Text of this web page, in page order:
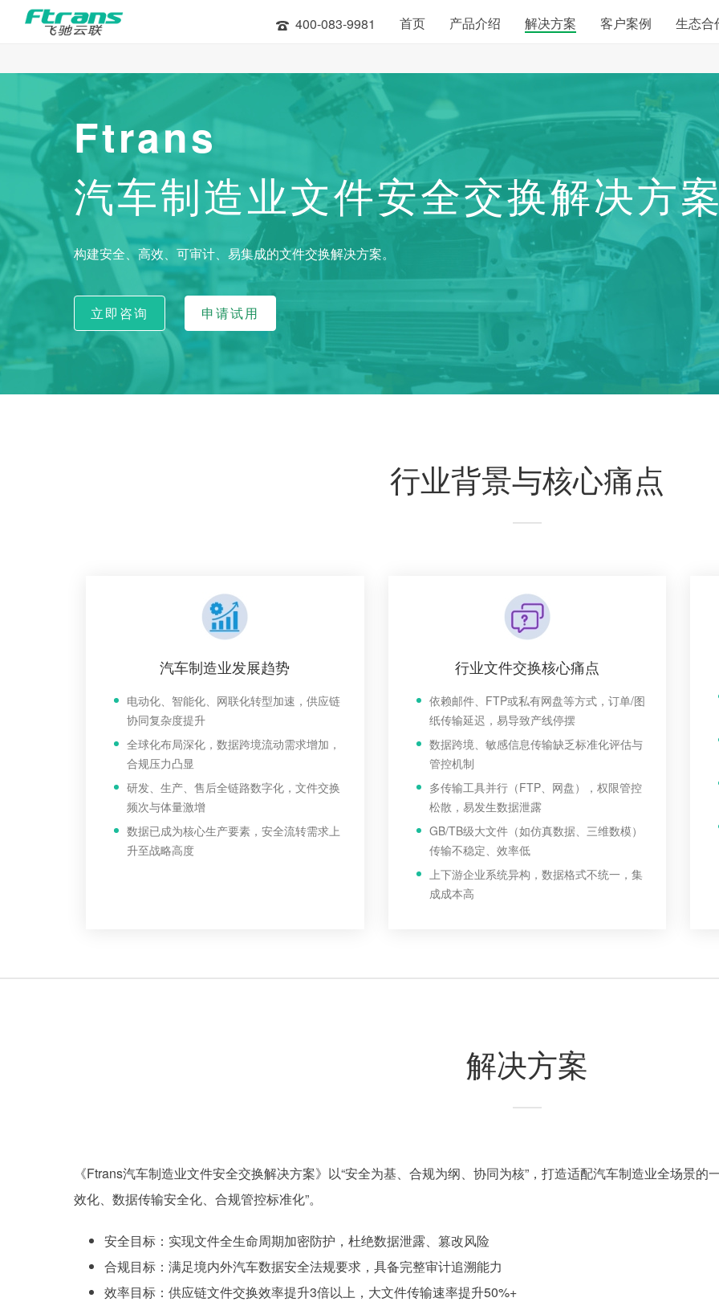
400-083-9981 首页 产品介绍 解决方案 客户案例 生态合
Ftrans
汽车制造业文件安全交换解决方
构建安全、高效、可审计、易集成的文件交换解决方案。
立即咨询 申请试用
行业背景与核心痛点
汽车制造业发展趋势
电动化、智能化、网联化转型加速，供应链
协同复杂度提升
全球化布局深化，数据跨境流动需求增加，
合规压力凸显
研发、生产、售后全链路数字化，文件交换
频次与体量激增
数据已成为核心生产要素，安全流转需求上
升至战略高度
行业文件交换核心痛点
依赖邮件、FTP或私有网盘等方式，订单/图
纸传输延迟，易导致产线停摆
数据跨境、敏感信息传输缺乏标准化评估与
管控机制
多传输工具并行（FTP、网盘），权限管控
松散，易发生数据泄露
GB/TB级大文件（如仿真数据、三维数模）
传输不稳定、效率低
上下游企业系统异构，数据格式不统一，集
成成本高
解决方案
《Ftrans汽车制造业文件安全交换解决方案》以“安全为基、合规为纲、协同为核”，打造适配汽车制造业全场景
效化、数据传输安全化、合规管控标准化”。
安全目标：实现文件全生命周期加密防护，杜绝数据泄露、篡改风险
合规目标：满足境内外汽车数据安全法规要求，具备完整审计追溯能力
效率目标：供应链文件交换效率提升3倍以上，大文件传输速率提升50%+